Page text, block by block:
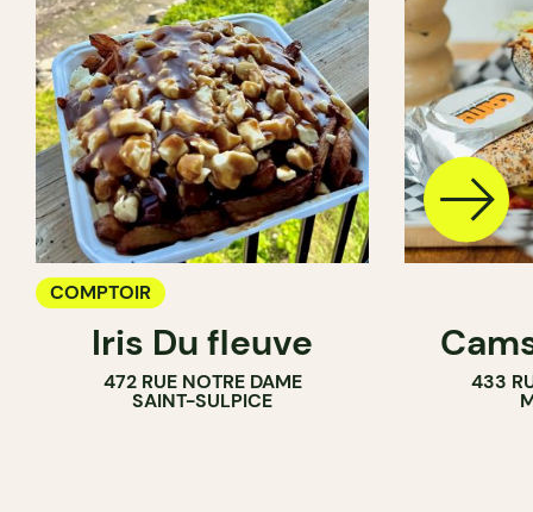
COMPTOIR
Iris Du fleuve
472 RUE NOTRE DAME
SAINT-SULPICE
433